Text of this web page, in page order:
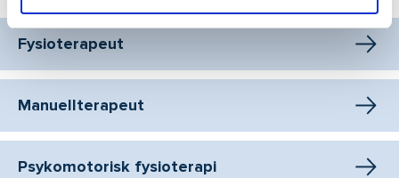
Fysioterapeut
Manuellterapeut
Psykomotorisk fysioterapi